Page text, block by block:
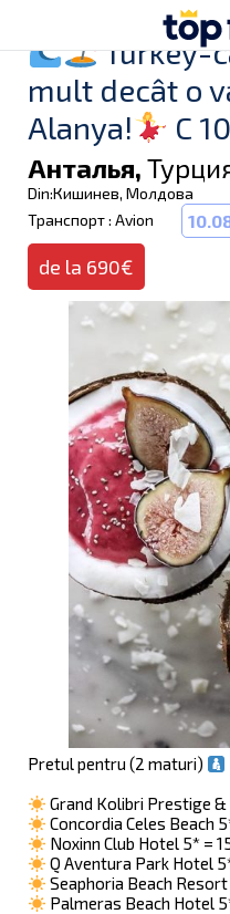
Turkey-
mult decât o
Alanya!
C
Анталья,
Din:Кишинев, Молдова
Транспорт : Avion
de la 690€
Pretul pentru (2 maturi)
Grand Kolibri Prestige &
Concordia Celes Beach
Noxinn Club Hotel 5* =
Q Aventura Park Hotel
Seaphoria Beach Resort
Palmeras Beach Hotel